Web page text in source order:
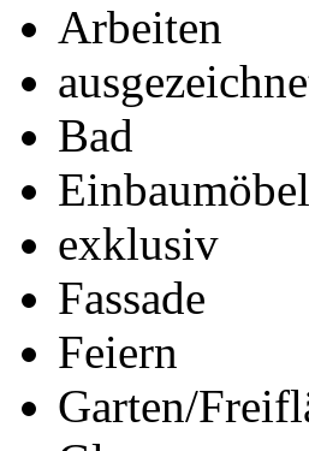
Arbeiten
Bad
Einbaumöbel
exklusiv
Fassade
Feiern
Garten/